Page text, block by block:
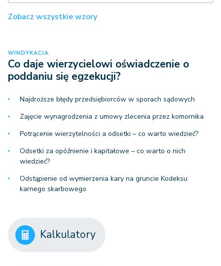
Zobacz wszystkie wzory
WINDYKACJA
Co daje wierzycielowi oświadczenie o
poddaniu się egzekucji?
Najdroższe błędy przedsiębiorców w sporach sądowych
Zajęcie wynagrodzenia z umowy zlecenia przez komornika
Potrącenie wierzytelności a odsetki – co warto wiedzieć?
Odsetki za opóźnienie i kapitałowe – co warto o nich
wiedzieć?
Odstąpienie od wymierzenia kary na gruncie Kodeksu
karnego skarbowego
Kalkulatory